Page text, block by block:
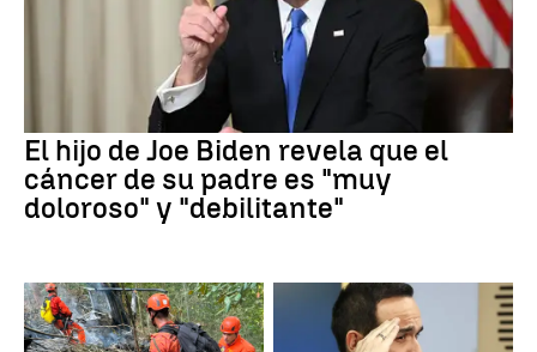
El hijo de Joe Biden revela que el
cáncer de su padre es "muy
doloroso" y "debilitante"